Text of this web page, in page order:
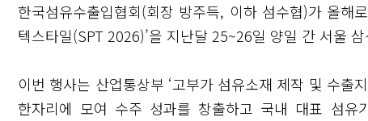
한국섬유수출입협회(회장 방주득, 이하 섬수협)가 올해
텍스타일(SPT 2026)’을 지난달 25~26일 양일 간 서울
이번 행사는 산업통상부 ‘고부가 섬유소재 제작 및 수출
한자리에 모여 수주 성과를 창출하고 국내 대표 섬유